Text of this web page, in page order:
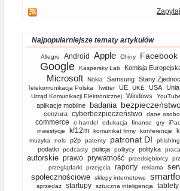
Najpopularniejsze tematy artykułów
Allegro Android Apple Chiny Facebook
Google Kaspersky Lab Komisja
Microsoft Nokia Samsung Stany
Telekomunikacja Polska Twitter UE UKE USA
Urząd Komunikacji Elektronicznej Windows
aplikacje mobilne badania
cenzura cyberbezpieczeństwo dane
commerce
e-handel edukacja finanse gry iPad
inwestycje kf12m komunikat firmy konferencje
muzyka nols p2p patenty patronat DI phishing
podatki podcasty policja politycy polityka praca
autorskie prawo prywatność przedsiębiorcy
przeglądarki
przejęcia raporty reklama
społecznościowe
sklepy internetowe
sprzedaż
startupy sztuczna inteligencja tablety